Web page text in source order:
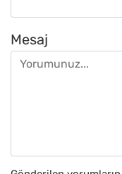
Mesaj